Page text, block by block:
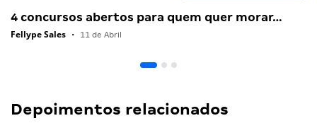
4 concursos abertos para quem quer morar…
Fellype Sales • 11 de Abril
Depoimentos relacionados